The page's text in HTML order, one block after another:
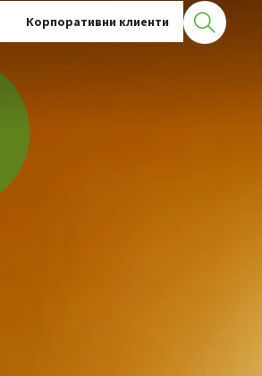
Корпоративни клиенти